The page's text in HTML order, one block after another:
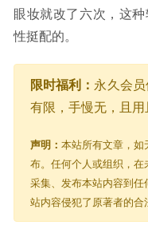
眼妆就改了六次，这
性挺配的。
限时福利： 永久会
有限，手慢无，且用
声明： 本站所有文章，如
布。任何个人或组织，在
采集、发布本站内容到任
站内容侵犯了原著者的合